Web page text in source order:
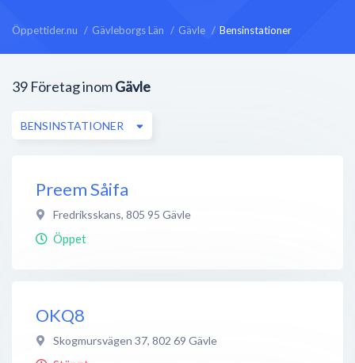
Öppettider.nu Gävleborgs Län Gävle Bensinstationer
39 Företag inomGävle
BENSINSTATIONER
Preem Såifa
Fredriksskans, 805 95 Gävle
Öppet
OKQ8
Skogmursvägen 37, 802 69 Gävle